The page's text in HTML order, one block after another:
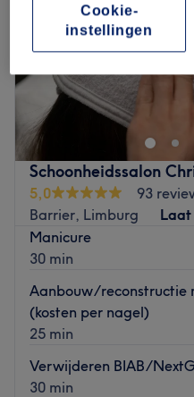
Schoonheidssalon
5,0
93
Barrier, Limburg
Manicure
30 min
Aanbouw/reconstructie
(kosten per nagel)
25 min
Verwijderen BIAB/
30 min
Cookie-
instellingen